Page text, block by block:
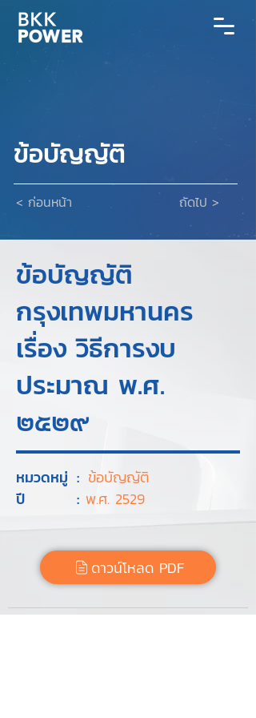
ข้อบัญญัติ
กรุงเทพมหานคร
เรื่อง วิธีการงบ
ประมาณ พ.ศ.
๒๕๒๙
หมวดหมู่
ปี
:
:
ข้อบัญญัติ
พ.ศ. 2529
ดาวน์โหลด PDF
ข้อบัญญัติ
< ก่อนหน้า ถัดไป >